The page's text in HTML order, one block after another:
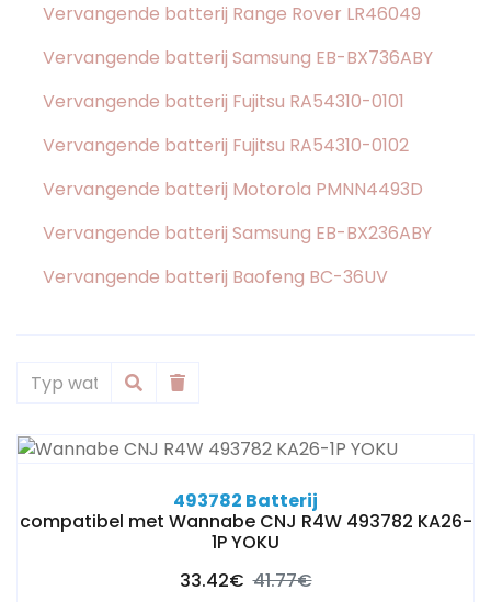
Vervangende batterij Range Rover LR46049
Vervangende batterij Samsung EB-BX736ABY
Vervangende batterij Fujitsu RA54310-0101
Vervangende batterij Fujitsu RA54310-0102
Vervangende batterij Motorola PMNN4493D
Vervangende batterij Samsung EB-BX236ABY
Vervangende batterij Baofeng BC-36UV
493782 Batterij
compatibel met Wannabe CNJ R4W 493782 KA26-
1P YOKU
33.42€ 41.77€